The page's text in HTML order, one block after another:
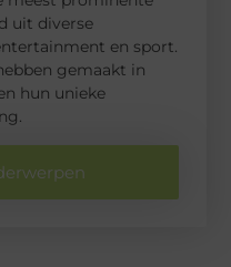
uit diverse
en sport.
gemaakt in
hun unieke